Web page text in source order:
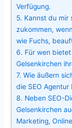
Verfügung.
5. Kannst du mir
zukommen,
wie Fuchs,
6. Für wen
Gelsenkirchen
7. Wie äußern
die SEO Agentur
8. Neben SEO-
Gelsenkirchen
Marketing,